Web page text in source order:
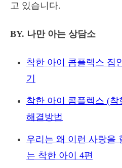
고 있습니다.
BY. 나만 아는 상담소
착한 아이 콤플렉스 집
기
착한 아이 콤플렉스 (
해결방법
우리는 왜 이런 사랑을
는 착한 아이 4편